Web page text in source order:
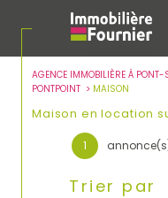
AGENCE IMMOBILIÈRE À
PONTPOINT
MAISON
Maison en location
1
Trier par